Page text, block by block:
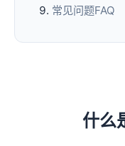
常见问题FAQ
什么